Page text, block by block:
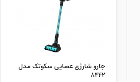
جارو شارژی عصایی سکوتک مدل
8442